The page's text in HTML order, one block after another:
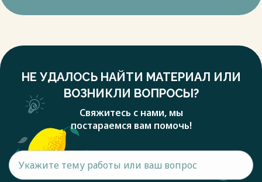
НЕ УДАЛОСЬ НАЙТИ МАТЕРИАЛ ИЛИ
ВОЗНИКЛИ ВОПРОСЫ?
Свяжитесь с нами, мы
постараемся вам помочь!